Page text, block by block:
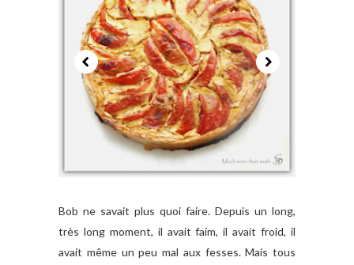
Bob ne savait plus quoi faire. Depuis un long,
très long moment, il avait faim, il avait froid, il
avait même un peu mal aux fesses. Mais tous